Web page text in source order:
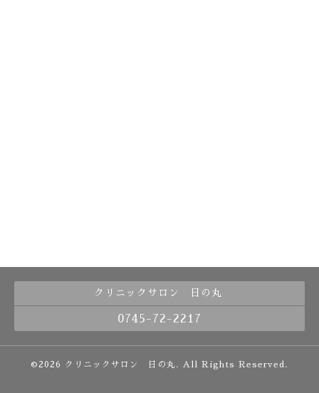
クリニックサロン 日の丸
0745-72-2217
©2026 クリニックサロン 日の丸 . All Rights Reserved.